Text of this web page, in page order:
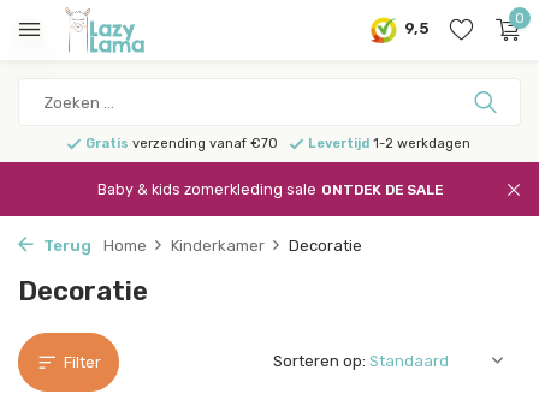
9,5
0
Gratis verzending vanaf €70 Levertijd1-2 werkdagen
Baby & kids zomerkleding sale ONTDEK DE SALE
Terug Home Kinderkamer Decoratie
Decoratie
Filter Sorteren op: